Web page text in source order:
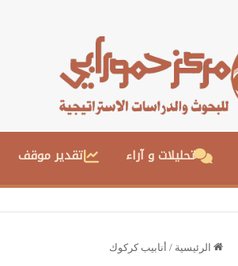
تحليلات و آراء تقدير موقف
الرئيسية / أنابيب كركوك